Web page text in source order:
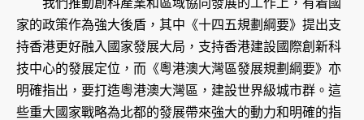
家的政策作為強大後盾，其中《十四五規劃綱要》提出支
持香港更好融入國家發展大局，支持香港建設國際創新科
技中心的發展定位，而《粵港澳大灣區發展規劃綱要》亦
明確指出，要打造粵港澳大灣區，建設世界級城市群。這
些重大國家戰略為北都的發展帶來強大的動力和明確的指